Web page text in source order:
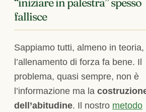
fallisce
Sappiamo tutti, almeno in teoria,
l’allenamento di forza fa bene. Il
problema, quasi sempre, non è
l’informazione ma la
dell’abitudine. Il nostro metodo